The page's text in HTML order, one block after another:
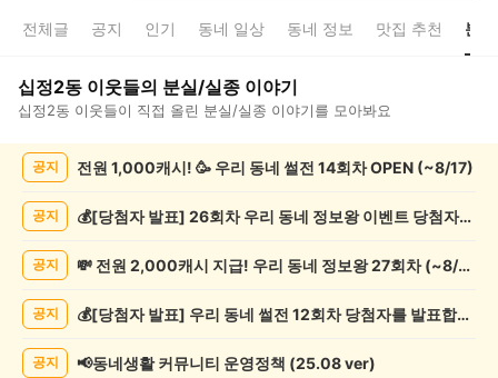
전체글 공지 인기 동네 일상 동네 정보 맛집 추천 분
십정2동 이웃들의 분실/실종 이야기
십정2동 이웃들이 직접 올린 분실/실종 이야기를 모아봐요
실/
공지 전원 1,000캐시! 🥳 우리 동네 썰전 14회차 OPEN (~8/17)
공지 💰[당첨자 발표] 26회차 우리 동네 정보왕 이벤트 당첨자를 발표합니다!
공지 💸 전원 2,000캐시 지급! 우리 동네 정보왕 27회차 (~8/10)
공지 💰[당첨자 발표] 우리 동네 썰전 12회차 당첨자를 발표합니다!
공지 📢동네생활 커뮤니티 운영정책 (25.08 ver)